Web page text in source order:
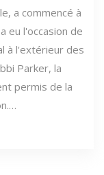
a commencé à
eu l'occasion de
à l'extérieur des
Parker, la
permis de la